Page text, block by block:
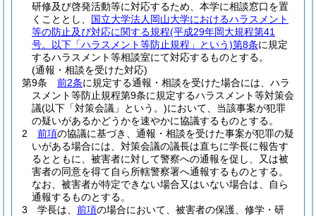
研修及び啓発活動等に対応するため、本学に相談窓口を置
くこととし、 国立大学法人岡山大学におけるハラスメント
等の防止及び対応に関する規程(平成29年岡大規程第41
号。以下「ハラスメント等防止規程」という)第8条に規定
するハラスメント等相談室にて対応するものとする。
(通報・相談を受けた対応)
第9条
前2条に規定する通報・相談を受けた場合には、ハラ
スメント等防止規程第9条に規定するハラスメント等対策会
議(以下「対策会議」という。)において、当該事案が犯罪
の疑いがあるかどうかを速やかに協議するものとする。
2
前項の協議に基づき、通報・相談を受けた事案が犯罪の疑
いがある場合には、対策会議の議長は直ちに学長に報告す
るとともに、被害者に対して警察への通報を促し、又は被
害者の同意を得て自ら所轄警察署へ通報するものとする。
なお、被害者が特定できない場合又はいない場合は、自ら
通報するものとする。
3
学長は、 前項の場合において、被害者の保護、修学・研